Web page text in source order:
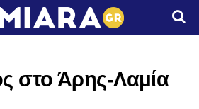
στο Άρης-Λαμία